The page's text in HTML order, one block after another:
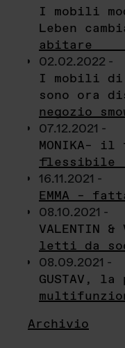
I mobili
Leben
abitare
02.02.2022 -
I mobili di
sono ora
negozio
07.12.2021 -
MONIKA–
flessibile
16.11.2021 -
EMMA –
08.10.2021 -
VALENTIN &
letti da
08.09.2021 -
GUSTAV,
Archivio